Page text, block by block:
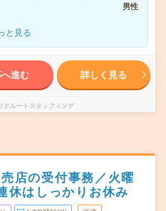
男性
と見る
進む 詳しく見る
クルートスタッフィング
店の受付事務／火曜
休はしっかりお休み